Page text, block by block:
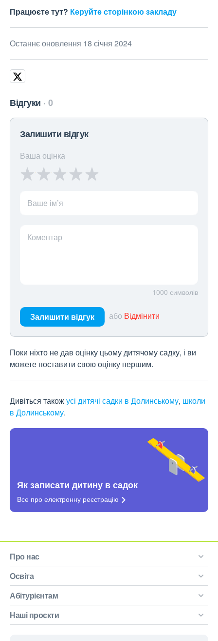
Працюєте тут? Керуйте сторінкою закладу
Останнє оновлення 18 січня 2024
Відгуки 0
Залишити відгук
Ваша оцінка
Ваше ім’я
Коментар
1000 символів
Залишити відгук або Відмінити
Поки ніхто не дав оцінку цьому дитячому садку, і ви
можете поставити свою оцінку першим.
Дивіться такожусі дитячі садки в Долинському, школи
в Долинському.
Як записати дитину в садок
Все про електронну реєстрацію
Про нас
Освіта
Абітурієнтам
Наші проєкти